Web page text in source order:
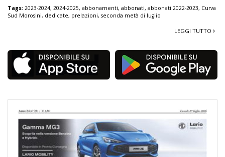
Tags: 2023-2024, 2024-2025, abbonamenti, abbonati, abbonati 2022-2023, Curva
Sud Morosini, dedicate, prelazioni, seconda metà di luglio
LEGGI TUTTO